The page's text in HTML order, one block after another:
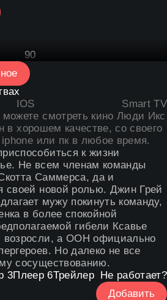
90
IOS
Smart TV
можетесмотреть кино Люди Икс
в хорошем качестве, со своего
или пк в любое время.
к жизни
Не всем членам команды
Саммерса, да и
своей новой ролью. Джин Грей
мужу покинуть команду,
в более спокойной
гибели Ксавье
возросли, а ООН официально
Но далеко не все
сосуществованию.
3Плеер 6Трейлер Не работает?
Добавить